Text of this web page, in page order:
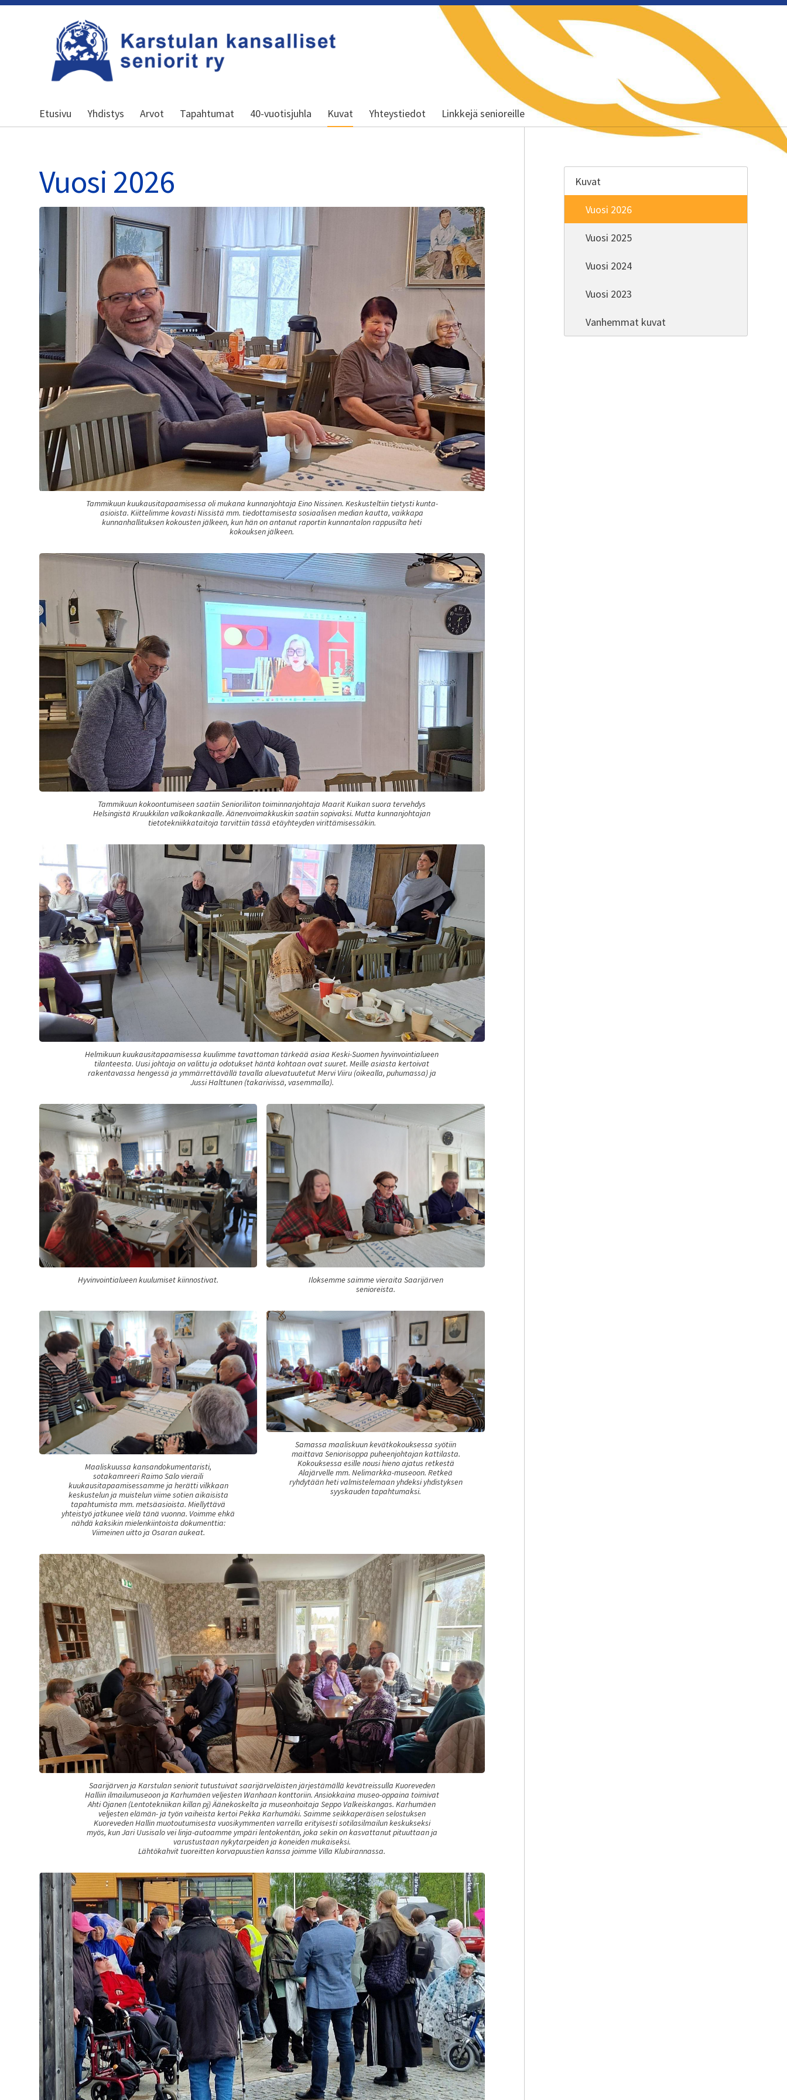
Karstulan kansalliset seniorit ry
Etusivu Yhdistys Arvot Tapahtumat 40-vuotisjuhla Kuvat Yhteystiedot Linkkejä senioreille
Vuosi 2026
Tammikuun kuukausitapaamisessa oli mukana kunnanjohtaja Eino Nissinen. Keskusteltiin tietysti kunta-
asioista. Kiittelimme kovasti Nissistä mm. tiedottamisesta sosiaalisen median kautta, vaikkapa
kunnanhallituksen kokousten jälkeen, kun hän on antanut raportin kunnantalon rappusilta heti
kokouksen jälkeen.
Tammikuun kokoontumiseen saatiin Senioriliiton toiminnanjohtaja Maarit Kuikan suora tervehdys
Helsingistä Kruukkilan valkokankaalle. Äänenvoimakkuskin saatiin sopivaksi. Mutta kunnanjohtajan
tietotekniikkataitoja tarvittiin tässä etäyhteyden virittämisessäkin.
Helmikuun kuukausitapaamisessa kuulimme tavattoman tärkeää asiaa Keski-Suomen hyvinvointialueen
tilanteesta. Uusi johtaja on valittu ja odotukset häntä kohtaan ovat suuret. Meille asiasta kertoivat
rakentavassa hengessä ja ymmärrettävällä tavalla aluevatuutetut Mervi Viiru (oikealla, puhumassa) ja
Jussi Halttunen (takarivissä, vasemmalla).
Hyvinvointialueen kuulumiset kiinnostivat.
Iloksemme saimme vieraita Saarijärven
senioreista.
Maaliskuussa kansandokumentaristi,
sotakamreeri Raimo Salo vieraili
kuukausitapaamisessamme ja herätti vilkkaan
keskustelun ja muistelun viime sotien aikaisista
tapahtumista mm. metsäasioista. Miellyttävä
yhteistyö jatkunee vielä tänä vuonna. Voimme ehkä
nähdä kaksikin mielenkiintoista dokumenttia:
Viimeinen uitto ja Osaran aukeat.
Samassa maaliskuun kevätkokouksessa syötiin
maittava Seniorisoppa puheenjohtajan kattilasta.
Kokouksessa esille nousi hieno ajatus retkestä
Alajärvelle mm. Nelimarkka-museoon. Retkeä
ryhdytään heti valmistelemaan yhdeksi yhdistyksen
syyskauden tapahtumaksi.
Saarijärven ja Karstulan seniorit tutustuivat saarijärveläisten järjestämällä kevätreissulla Kuoreveden
Halliin ilmailumuseoon ja Karhumäen veljesten Wanhaan konttoriin. Ansiokkaina museo-oppaina toimivat
Ahti Ojanen (Lentotekniikan killan pj) Äänekoskelta ja museonhoitaja Seppo Valkeiskangas. Karhumäen
veljesten elämän- ja työn vaiheista kertoi Pekka Karhumäki. Saimme seikkaperäisen selostuksen
Kuoreveden Hallin muotoutumisesta vuosikymmenten varrella erityisesti sotilasilmailun keskukseksi
myös, kun Jari Uusisalo vei linja-autoamme ympäri lentokentän, joka sekin on kasvattanut pituuttaan ja
varustustaan nykytarpeiden ja koneiden mukaiseksi.
Lähtökahvit tuoreitten korvapuustien kanssa joimme Villa Klubirannassa.
Kuvat
Vuosi 2026
Vuosi 2025
Vuosi 2024
Vuosi 2023
Vanhemmat kuvat